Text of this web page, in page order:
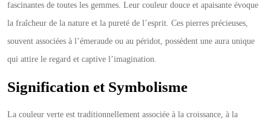
fascinantes de toutes les gemmes. Leur couleur douce et apaisante évoque
la fraîcheur de la nature et la pureté de l’esprit. Ces pierres précieuses,
souvent associées à l’émeraude ou au péridot, possèdent une aura unique
qui attire le regard et captive l’imagination.
Signification et Symbolisme
La couleur verte est traditionnellement associée à la croissance, à la